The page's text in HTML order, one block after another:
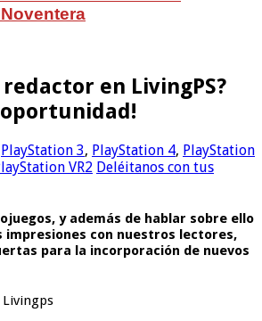
en LivingPS?
oportunidad!
PlayStation 3, PlayStation 4, PlayStation
VR2 Deléitanos con tus
y además de hablar sobre ello
con nuestros lectores,
para la incorporación de nuevos